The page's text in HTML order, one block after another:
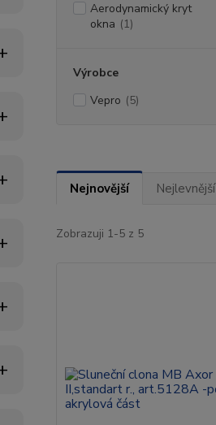
Aerodynamický kryt
okna (1)
Výrobce
Vepro (5)
Nejnovější Nejlevnější
Zobrazuji 1-5 z 5